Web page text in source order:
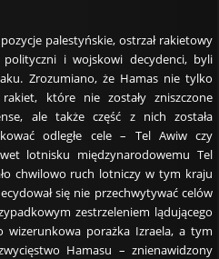
palestyńskie, ostrzał rakietowy
i wojskowi decydenci, byli
Zrozumiano, że Hamas nie tylko
które nie zostały zniszczone
ale także część z nich została
odległe cele – Tel Awiw czy
lotnisku międzynarodowemu Tel
chwilowo ruch lotniczy w tym kraju
się nie przechwytywać celów
zestrzeleniem lądującego
wizerunkowa porażka Izraela, a tym
Hamasu – znienawidzony